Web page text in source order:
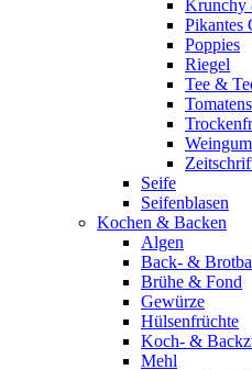
Krunchy
Pikantes
Poppies
Riegel
Tee &
Seife
Seifenblasen
Kochen & Backen
Algen
Back- &
Brühe & Fond
Gewürze
Hülsenfrüchte
Koch- &
Mehl